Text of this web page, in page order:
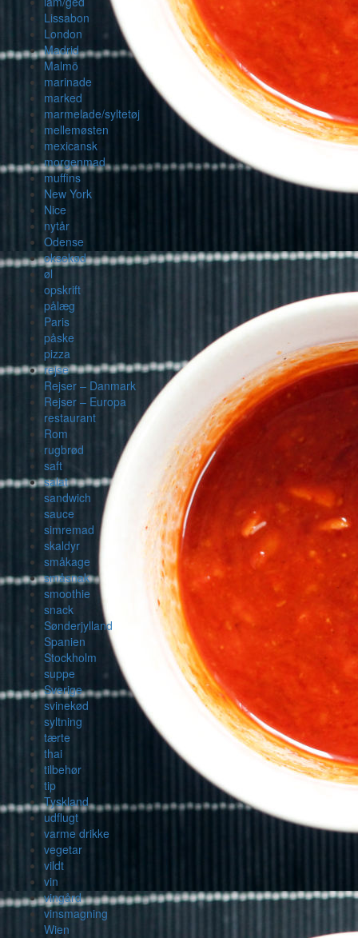
Lissabon
London
Madrid
Malmö
marinade
marked
marmelade/syltetøj
mellemøsten
mexicansk
morgenmad
muffins
New York
Nice
nytår
Odense
oksekød
øl
opskrift
pålæg
Paris
påske
pizza
rejse
Rejser – Danmark
Rejser – Europa
restaurant
Rom
rugbrød
saft
salat
sandwich
sauce
simremad
skaldyr
småkage
småsnak
smoothie
snack
Sønderjylland
Spanien
Stockholm
suppe
Sverige
svinekød
syltning
tærte
thai
tilbehør
tip
Tyskland
udflugt
varme drikke
vegetar
vildt
vin
vingård
vinsmagning
Wien